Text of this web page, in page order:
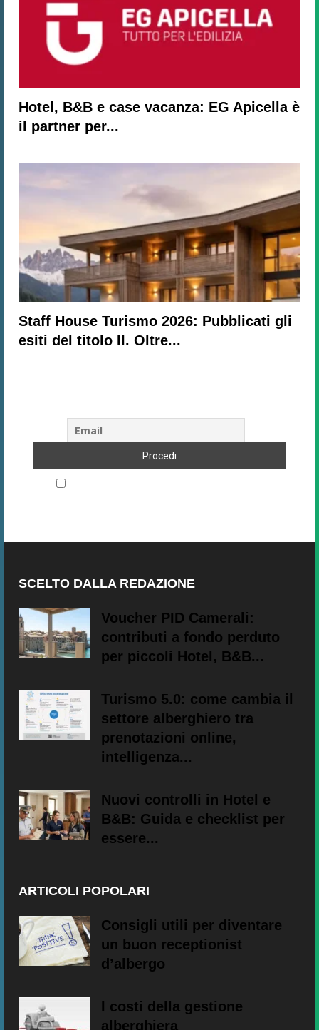
Hotel, B&B e case vacanza: EG Apicella è
il partner per...
Staff House Turismo 2026: Pubblicati gli
esiti del titolo II. Oltre...
Accetto le regole di riservatezza di questo sito
SCELTO DALLA REDAZIONE
Voucher PID Camerali:
contributi a fondo perduto
per piccoli Hotel, B&B...
Turismo 5.0: come cambia il
settore alberghiero tra
prenotazioni online,
intelligenza...
Nuovi controlli in Hotel e
B&B: Guida e checklist per
essere...
ARTICOLI POPOLARI
Consigli utili per diventare
un buon receptionist
d’albergo
I costi della gestione
alberghiera